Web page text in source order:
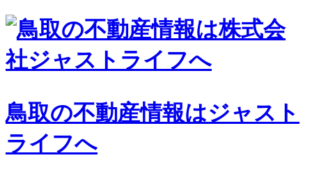
コ
テ
ン
ス
キ
ッ
プ
鳥取の不動産情報はジャスト
ライフへ